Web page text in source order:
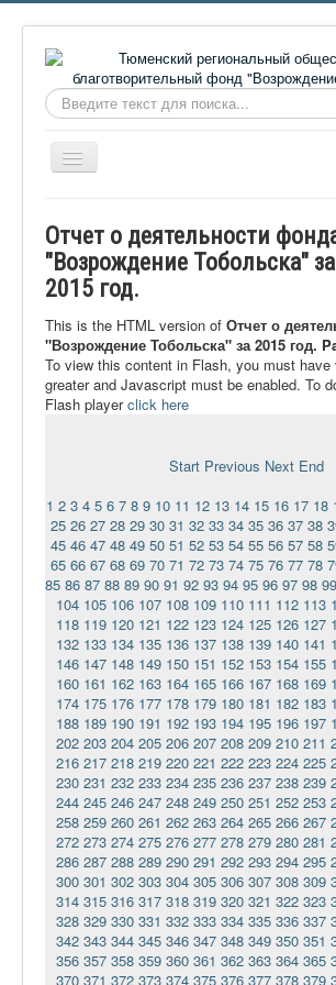
Искать...
Включить/
выключить
О фонде
Онлайн библиотека
Видеоматериалы
Контакты
Сайт проекта Достоевский
Отчет о деятельности
"Возрождение Тобольска" за
2015 год.
This is the HTML version of Отчет о
"Возрождение Тобольска" за 2015 год.
To view this content in Flash, you must have
greater and Javascript must be enabled. To
Flash playerclick here
Start Previous Next End
1 2 3 4 5 6 7 8 9 10 11 12 13 14 15 16 17 18
25 26 27 28 29 30 31 32 33 34 35 36 37 38
45 46 47 48 49 50 51 52 53 54 55 56 57 58
65 66 67 68 69 70 71 72 73 74 75 76 77 78
85 86 87 88 89 90 91 92 93 94 95 96 97 98 99
104 105 106 107 108 109 110 111 112 113
118 119 120 121 122 123 124 125 126 127
132 133 134 135 136 137 138 139 140 141
146 147 148 149 150 151 152 153 154 155
160 161 162 163 164 165 166 167 168 169
174 175 176 177 178 179 180 181 182 183
188 189 190 191 192 193 194 195 196 197
202 203 204 205 206 207 208 209 210 211
216 217 218 219 220 221 222 223 224 225
230 231 232 233 234 235 236 237 238 239
244 245 246 247 248 249 250 251 252 253
258 259 260 261 262 263 264 265 266 267
272 273 274 275 276 277 278 279 280 281
286 287 288 289 290 291 292 293 294 295
300 301 302 303 304 305 306 307 308 309
314 315 316 317 318 319 320 321 322 323
328 329 330 331 332 333 334 335 336 337
342 343 344 345 346 347 348 349 350 351
356 357 358 359 360 361 362 363 364 365
370 371 372 373 374 375 376 377 378 379